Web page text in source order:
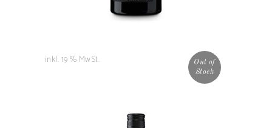
inkl. 19 % MwSt.
Out of
Stock